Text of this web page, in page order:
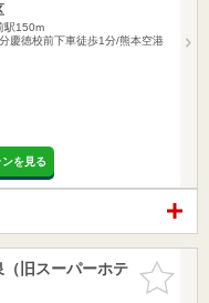
駅150m
慶徳校前下車徒歩1分/熊本空港
を見る
お気に入
りに追加
旧スーパーホテ